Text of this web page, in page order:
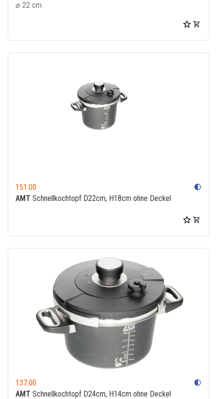
⌀ 22 cm
151.00 contrast
AMT Schnellkochtopf D22cm, H18cm ohne Deckel
137.00 contrast
AMT Schnellkochtopf D24cm, H14cm ohne Deckel